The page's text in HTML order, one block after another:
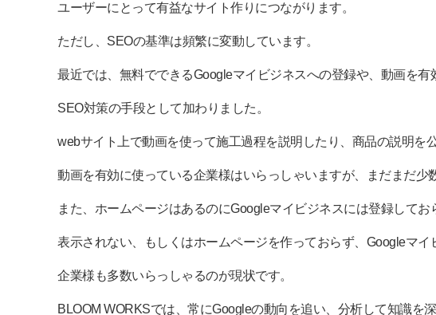
ユーザーにとって有益なサイト作りにつながります。
ただし、SEOの基準は頻繁に変動しています。
最近では、無料でできるGoogleマイビジネスへの登録や、動画を有
SEO対策の手段として加わりました。
webサイト上で動画を使って施工過程を説明したり、商品の説明を
動画を有効に使っている企業様はいらっしゃいますが、まだまだ少
また、ホームページはあるのにGoogleマイビジネスには登録してお
表示されない、もしくはホームページを作っておらず、Googleマ
企業様も多数いらっしゃるのが現状です。
BLOOM WORKSでは、常にGoogleの動向を追い、分析して知識を深